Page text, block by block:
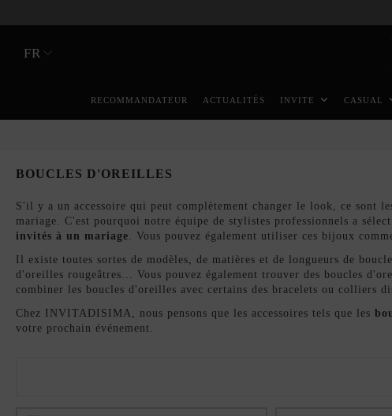
FR
RECOMMANDATEUR ACTUALITÉS INVITE CASUAL
BOUCLES D'OREILLES
S'il y a un accessoire qui peut complètement changer le look, ce sont
mariage. C'est pourquoi notre équipe de stylistes professionnels a
invités à un mariage . Vous pouvez également utiliser ces bijoux
Il existe toutes sortes de modèles, de matières et de longueurs de
d'oreilles rougeâtres... Vous pouvez également trouver des boucles
combiner les boucles d'oreilles avec certains des bracelets ou colliers
Chez INVITADISIMA, nous pensons que les accessoires tels que les
votre prochain événement.